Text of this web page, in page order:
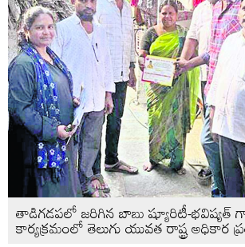
తాడిగడపలో జరిగిన బాబు ష్యూరిటీ-భవిష్యత్‌
కార్యక్రమంలో తెలుగు యువత రాష్ట్ర